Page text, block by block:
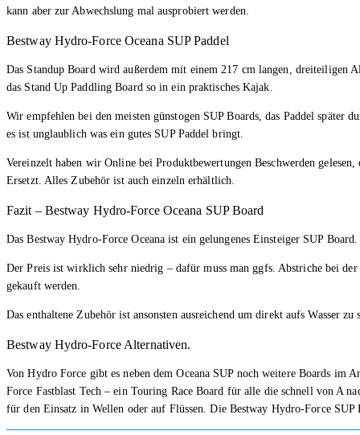
kann aber zur Abwechslung mal ausprobiert werden.
Bestway Hydro-Force Oceana SUP Paddel
Das Standup Board wird außerdem mit einem 217 cm langen,
das Stand Up Paddling Board so in ein praktisches Kajak.
Wir empfehlen bei den meisten günstogen SUP Boards, das Paddel später
es ist unglaublich was ein gutes SUP Paddel bringt.
Vereinzelt haben wir Online bei Produktbewertungen Beschwerden
Ersetzt. Alles Zubehör ist auch einzeln erhältlich.
Fazit – Bestway Hydro-Force Oceana SUP Board
Das Bestway Hydro-Force Oceana ist ein gelungenes Einsteiger SUP
Der Preis ist wirklich sehr niedrig – dafür muss man ggfs. Abstriche bei
gekauft werden.
Das enthaltene Zubehör ist ansonsten ausreichend um direkt aufs Wasser zu
Bestway Hydro-Force Alternativen.
Von Hydro Force gibt es neben dem Oceana SUP noch weitere Boards im
Force Fastblast Tech – ein Touring Race Board für alle die schnell von A
für den Einsatz in Wellen oder auf Flüssen. Die Bestway Hydro-Force